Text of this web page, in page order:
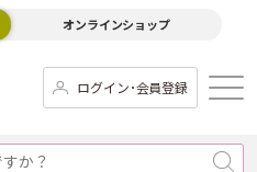
オンラインショップ
ログイン･会員登録